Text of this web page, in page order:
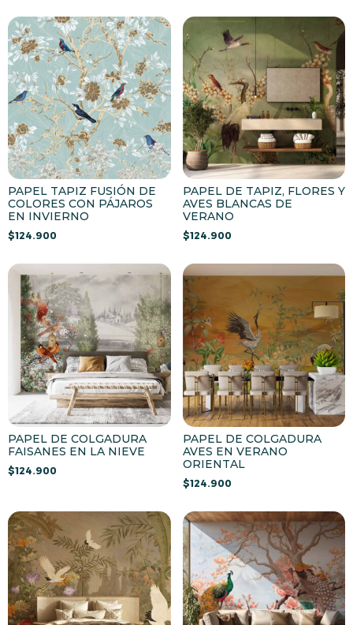
PAPEL TAPIZ FUSIÓN DE
COLORES CON PÁJAROS
EN INVIERNO
$124.900
PAPEL DE TAPIZ, FLORES Y
AVES BLANCAS DE
VERANO
$124.900
PAPEL DE COLGADURA
FAISANES EN LA NIEVE
$124.900
PAPEL DE COLGADURA
AVES EN VERANO
ORIENTAL
$124.900